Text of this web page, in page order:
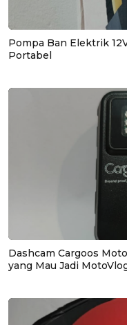
Pompa Ban Elektrik
Portabel
Dashcam Cargoos
yang Mau Jadi